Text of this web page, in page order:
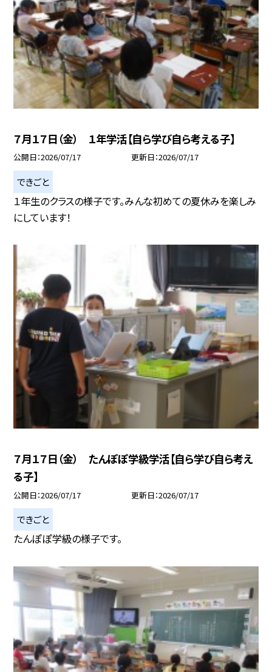
７月１７日（金） １年学活【自ら学び自ら考える子】
公開日 2026/07/17 更新日 2026/07/17
できごと
１年生のクラスの様子です。みんな初めての夏休みを楽しみ
にしています！
７月１７日（金） たんぽぽ学級学活【自ら学び自ら考え
る子】
公開日 2026/07/17 更新日 2026/07/17
できごと
たんぽぽ学級の様子です。